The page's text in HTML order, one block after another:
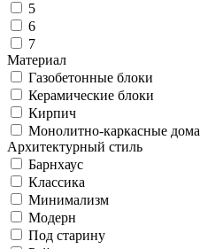
5
6
7
Материал
Газобетонные блоки
Керамические блоки
Кирпич
Монолитно-каркасные дома
Архитектурный стиль
Барнхаус
Классика
Минимализм
Модерн
Под старину